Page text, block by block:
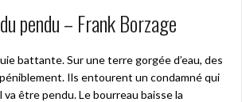
pendu – Frank Borzage
battante. Sur une terre gorgée d’eau, des
Ils entourent un condamné qui
va être pendu. Le bourreau baisse la